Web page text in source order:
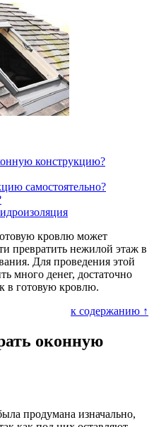
конструкцию?
самостоятельно?
кровлю может
превратить нежилой этаж в
Для проведения этой
много денег, достаточно
в готовую кровлю.
к содержанию ↑
оконную
продумана изначально,